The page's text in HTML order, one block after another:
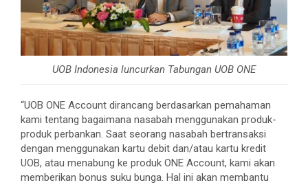
UOB Indonesia luncurkan Tabungan UOB ONE
“UOB ONE Account dirancang berdasarkan pemahaman
kami tentang bagaimana nasabah menggunakan produk-
produk perbankan. Saat seorang nasabah bertransaksi
dengan menggunakan kartu debit dan/atau kartu kredit
UOB, atau menabung ke produk ONE Account, kami akan
memberikan bonus suku bunga. Hal ini akan membantu